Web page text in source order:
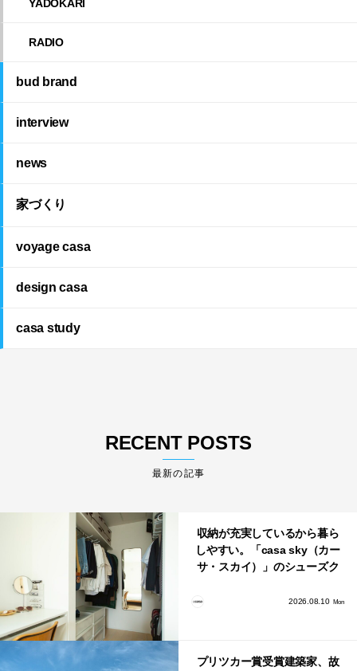
YADOKARI
RADIO
bud brand
interview
news
家づくり
voyage casa
design casa
casa study
RECENT POSTS
最新の記事
収納が充実しているから暮ら
しやすい。「casa sky（カー
サ・スカイ）」のシューズク
ゼット活用術2026.08.10 Mon
プリツカー賞受賞建築家、故